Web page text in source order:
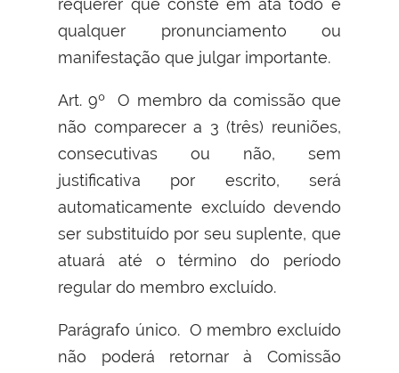
requerer que conste em ata todo e
qualquer pronunciamento ou
manifestação que julgar importante.
Art. 9º O membro da comissão que
não comparecer a 3 (três) reuniões,
consecutivas ou não, sem
justificativa por escrito, será
automaticamente excluído devendo
ser substituído por seu suplente, que
atuará até o término do período
regular do membro excluído.
Parágrafo único. O membro excluído
não poderá retornar à Comissão